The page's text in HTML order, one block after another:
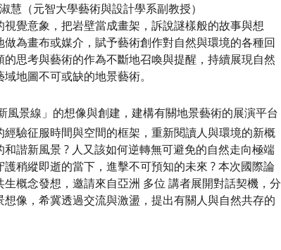
慧（元智大學藝術與設計學系副教授）
覺意象，把岩壁當成畫架，訴說謎樣般的故事與想
為畫布或媒介，賦予藝術創作對自然與環境的各種回
思考與藝術的作為不斷地召喚與提醒，持續展現自然
地圖不可或缺的地景藝術。
風景線」的想像與創建，建構有關地景藝術的展演平台
驗征服時間與空間的框架，重新閱讀人與環境的新概
諧新風景 ? 人又該如何逆轉無可避免的自然走向極端
稍縱即逝的當下，進擊不可預知的未來 ? 本次國際論
概念發想，邀請來自亞洲 多位 講者展開對話契機，分
像，希冀透過交流與激盪，提出有關人與自然共存的